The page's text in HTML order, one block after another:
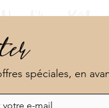
spéciales, en